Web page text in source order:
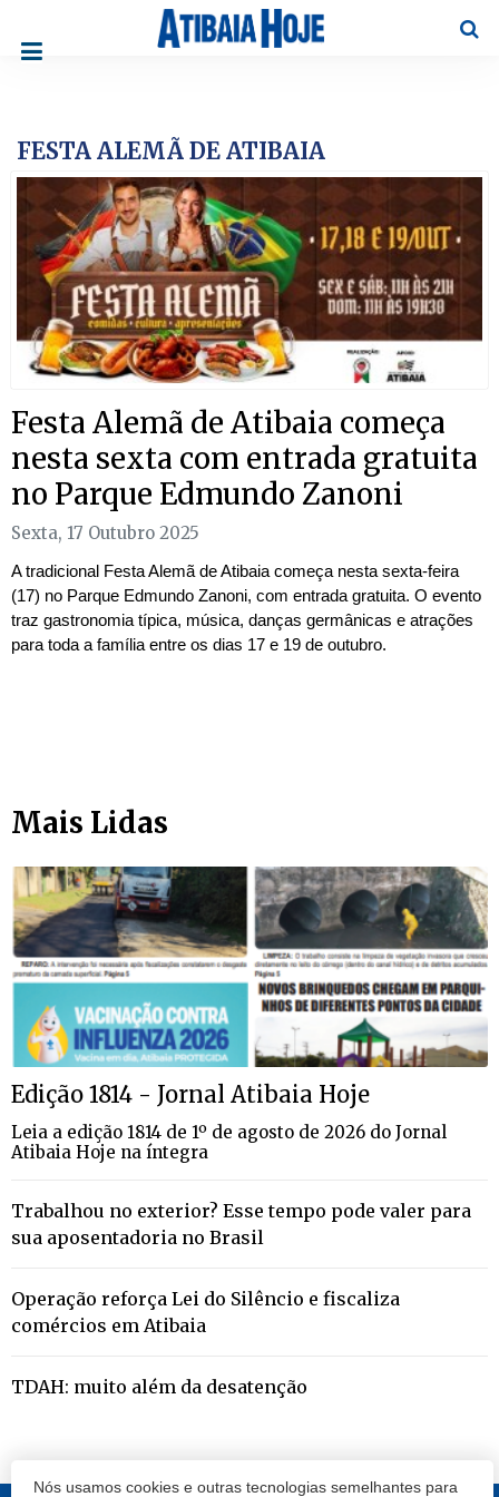
Nós usamos cookies e outras tecnologias semelhantes para
FESTA ALEMÃ DE ATIBAIA
Festa Alemã de Atibaia começa
nesta sexta com entrada gratuita
no Parque Edmundo Zanoni
Sexta, 17 Outubro 2025
A tradicional Festa Alemã de Atibaia começa nesta sexta-feira
(17) no Parque Edmundo Zanoni, com entrada gratuita. O evento
traz gastronomia típica, música, danças germânicas e atrações
para toda a família entre os dias 17 e 19 de outubro.
Mais Lidas
Edição 1814 - Jornal Atibaia Hoje
Leia a edição 1814 de 1º de agosto de 2026 do Jornal
Atibaia Hoje na íntegra
Trabalhou no exterior? Esse tempo pode valer para
sua aposentadoria no Brasil
Operação reforça Lei do Silêncio e fiscaliza
comércios em Atibaia
TDAH: muito além da desatenção